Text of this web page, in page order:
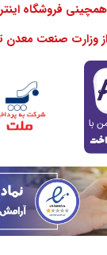
فروشگاه
از وزارت صنعت